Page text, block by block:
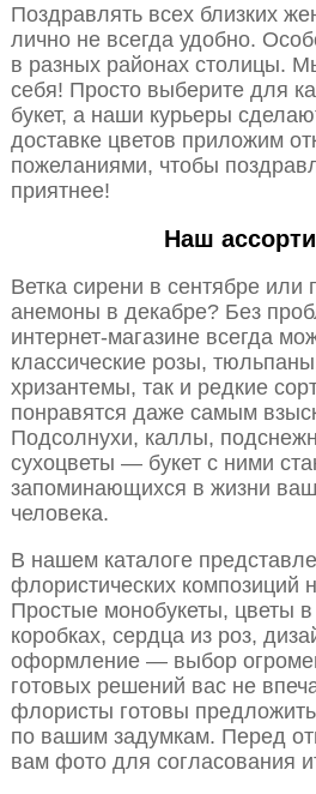
Поздравлять всех близких
лично не всегда удобно.
в разных районах столицы.
себя! Просто выберите для
букет, а наши курьеры
доставке цветов приложим
пожеланиями, чтобы
приятнее!
Наш
Ветка сирени в сентябре
анемоны в декабре? Без
интернет-магазине всегда
классические розы,
хризантемы, так и редкие
понравятся даже самым
Подсолнухи, каллы,
сухоцветы — букет с ними
запоминающихся в жизни
человека.
В нашем каталоге
флористических композиций
Простые монобукеты, цветы в
коробках, сердца из роз,
оформление — выбор
готовых решений вас не
флористы готовы
по вашим задумкам. Перед
вам фото для согласования